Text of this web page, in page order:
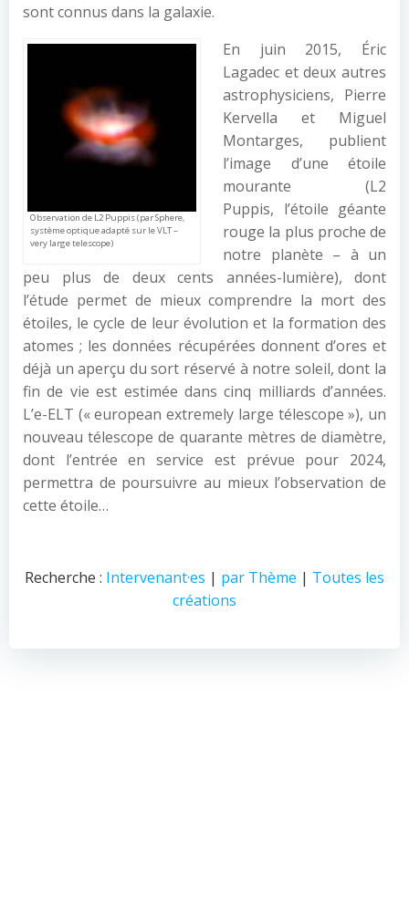
sont connus dans la galaxie.
Observation de L2 Puppis (par Sphere,
système optique adapté sur le VLT –
very large telescope)
En juin 2015, Éric
Lagadec et deux autres
astrophysiciens, Pierre
Kervella et Miguel
Montarges, publient
l’image d’une étoile
mourante (L2
Puppis, l’étoile géante
rouge la plus proche de
notre planète – à un
peu plus de deux cents années-lumière), dont
l’étude permet de mieux comprendre la mort des
étoiles, le cycle de leur évolution et la formation des
atomes ; les données récupérées donnent d’ores et
déjà un aperçu du sort réservé à notre soleil, dont la
fin de vie est estimée dans cinq milliards d’années.
L’e-ELT (« european extremely large télescope »), un
nouveau télescope de quarante mètres de diamètre,
dont l’entrée en service est prévue pour 2024,
permettra de poursuivre au mieux l’observation de
cette étoile…
Recherche : Intervenant·es | par Thème | Toutes les
créations